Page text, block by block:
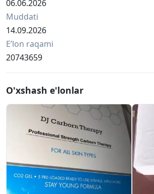
06.06.2026
Muddati
14.09.2026
Eʼlon raqami
20743659
O'xshash e'lonlar